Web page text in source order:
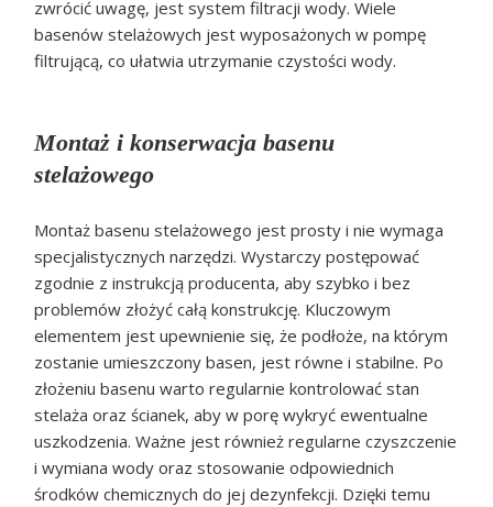
zwrócić uwagę, jest system filtracji wody. Wiele
basenów stelażowych jest wyposażonych w pompę
filtrującą, co ułatwia utrzymanie czystości wody.
Montaż i konserwacja basenu
stelażowego
Montaż basenu stelażowego jest prosty i nie wymaga
specjalistycznych narzędzi. Wystarczy postępować
zgodnie z instrukcją producenta, aby szybko i bez
problemów złożyć całą konstrukcję. Kluczowym
elementem jest upewnienie się, że podłoże, na którym
zostanie umieszczony basen, jest równe i stabilne. Po
złożeniu basenu warto regularnie kontrolować stan
stelaża oraz ścianek, aby w porę wykryć ewentualne
uszkodzenia. Ważne jest również regularne czyszczenie
i wymiana wody oraz stosowanie odpowiednich
środków chemicznych do jej dezynfekcji. Dzięki temu